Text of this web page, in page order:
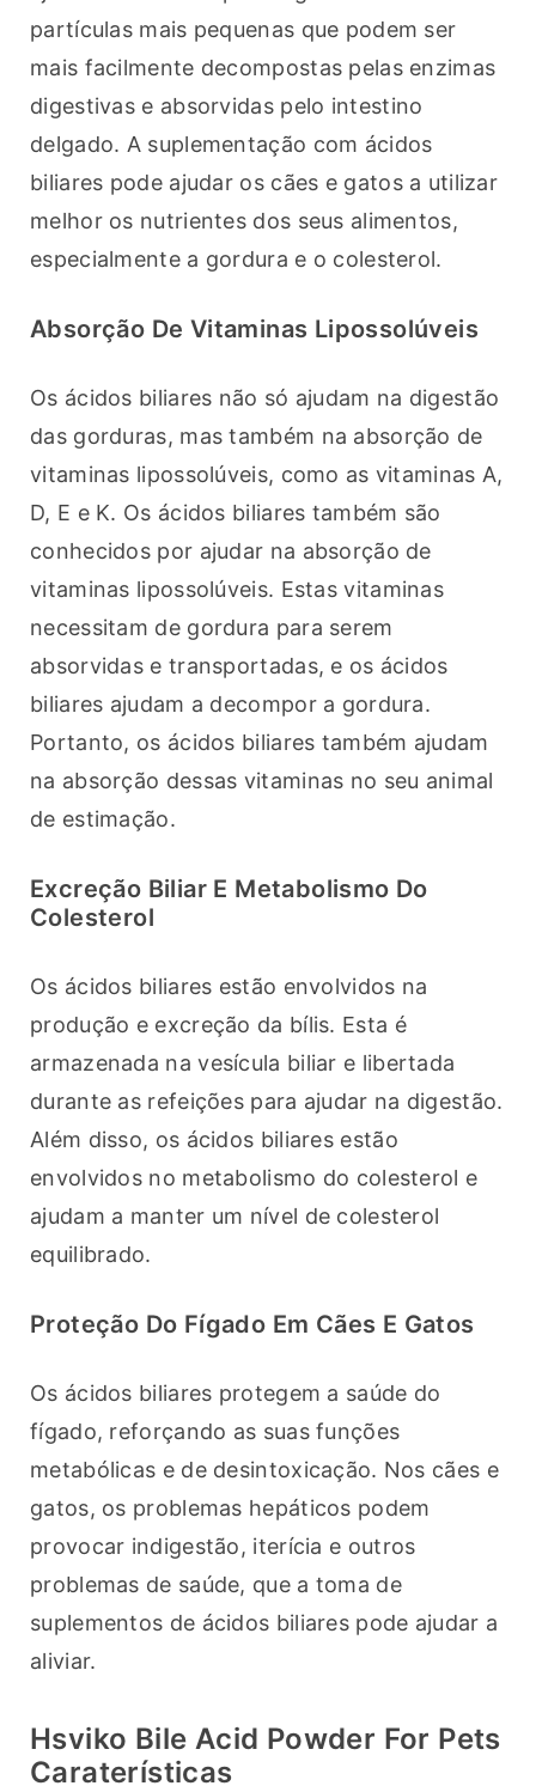
partículas mais pequenas que podem ser
mais facilmente decompostas pelas enzimas
digestivas e absorvidas pelo intestino
delgado. A suplementação com ácidos
biliares pode ajudar os cães e gatos a utilizar
melhor os nutrientes dos seus alimentos,
especialmente a gordura e o colesterol.
Absorção De Vitaminas Lipossolúveis
Os ácidos biliares não só ajudam na digestão
das gorduras, mas também na absorção de
vitaminas lipossolúveis, como as vitaminas A,
D, E e K. Os ácidos biliares também são
conhecidos por ajudar na absorção de
vitaminas lipossolúveis. Estas vitaminas
necessitam de gordura para serem
absorvidas e transportadas, e os ácidos
biliares ajudam a decompor a gordura.
Portanto, os ácidos biliares também ajudam
na absorção dessas vitaminas no seu animal
de estimação.
Excreção Biliar E Metabolismo Do
Colesterol
Os ácidos biliares estão envolvidos na
produção e excreção da bílis. Esta é
armazenada na vesícula biliar e libertada
durante as refeições para ajudar na digestão.
Além disso, os ácidos biliares estão
envolvidos no metabolismo do colesterol e
ajudam a manter um nível de colesterol
equilibrado.
Proteção Do Fígado Em Cães E Gatos
Os ácidos biliares protegem a saúde do
fígado, reforçando as suas funções
metabólicas e de desintoxicação. Nos cães e
gatos, os problemas hepáticos podem
provocar indigestão, iterícia e outros
problemas de saúde, que a toma de
suplementos de ácidos biliares pode ajudar a
aliviar.
Hsviko Bile Acid Powder For Pets
Caraterísticas